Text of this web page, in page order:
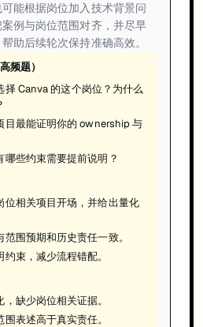
能根据岗位加入技术背景问
例与岗位范围对齐，并尽早
助后续轮次保持准确高效。
频题）
择 Canva 的这个岗位？为什么
目最能证明你的 ownership 与
哪些约束需要提前说明？
位相关项目开场，并给出量化
范围预期和历史责任一致。
约束，减少流程错配。
，缺少岗位相关证据。
围表述高于真实责任。